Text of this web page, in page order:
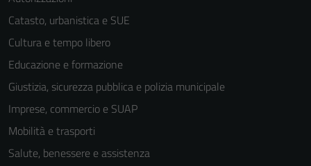
Catasto, urbanistica e SUE
Cultura e tempo libero
Educazione e formazione
Giustizia, sicurezza pubblica e polizia municipale
Imprese, commercio e SUAP
Mobilità e trasporti
Salute, benessere e assistenza